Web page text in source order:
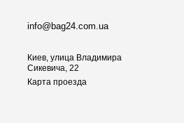
info@bag24.com.ua
Киев, улица Владимира
Сикевича, 22
Карта проезда